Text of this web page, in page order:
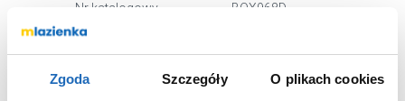
Zgoda Szczegóły O plikach cookies
Nr katalogowy
BQX968D
Montaż
grafit/szary